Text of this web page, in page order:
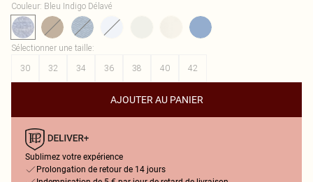
Couleur: Bleu Indigo Délavé
Sélectionner une taille:
30
32 34 36 38 40 42
AJOUTER AU PANIER
Sublimez votre expérience
Prolongation de retour de 14 jours